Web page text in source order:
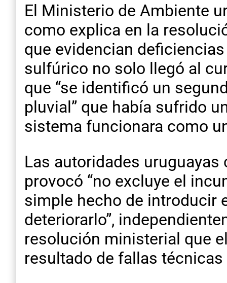
El Ministerio de Ambiente
como explica en la
que evidencian
sulfúrico no solo llegó al
que “se identificó un
pluvial” que había sufrido
sistema funcionara como
Las autoridades
provocó “no excluye el
simple hecho de introducir
deteriorarlo”,
resolución ministerial que
resultado de fallas técnicas